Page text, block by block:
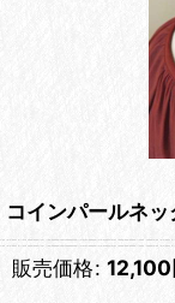
コインパールネッ
販売価格: 12,100